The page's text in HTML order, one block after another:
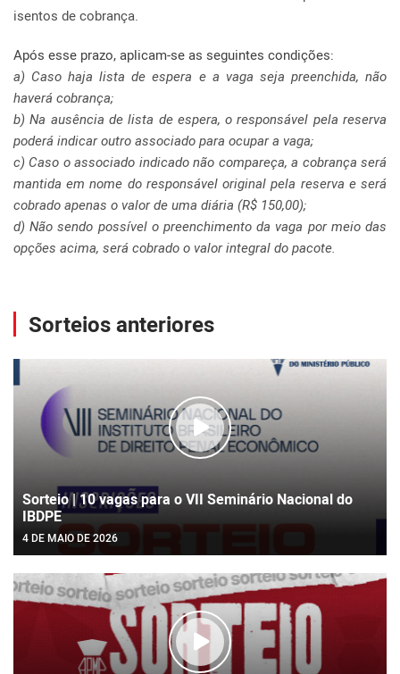
isentos de cobrança.
Após esse prazo, aplicam-se as seguintes condições:
a) Caso haja lista de espera e a vaga seja preenchida, não
haverá cobrança;
b) Na ausência de lista de espera, o responsável pela reserva
poderá indicar outro associado para ocupar a vaga;
c) Caso o associado indicado não compareça, a cobrança será
mantida em nome do responsável original pela reserva e será
cobrado apenas o valor de uma diária (R$ 150,00);
d) Não sendo possível o preenchimento da vaga por meio das
opções acima, será cobrado o valor integral do pacote.
Sorteios anteriores
Sorteio | 10 vagas para o VII Seminário Nacional do
IBDPE
4 DE MAIO DE 2026